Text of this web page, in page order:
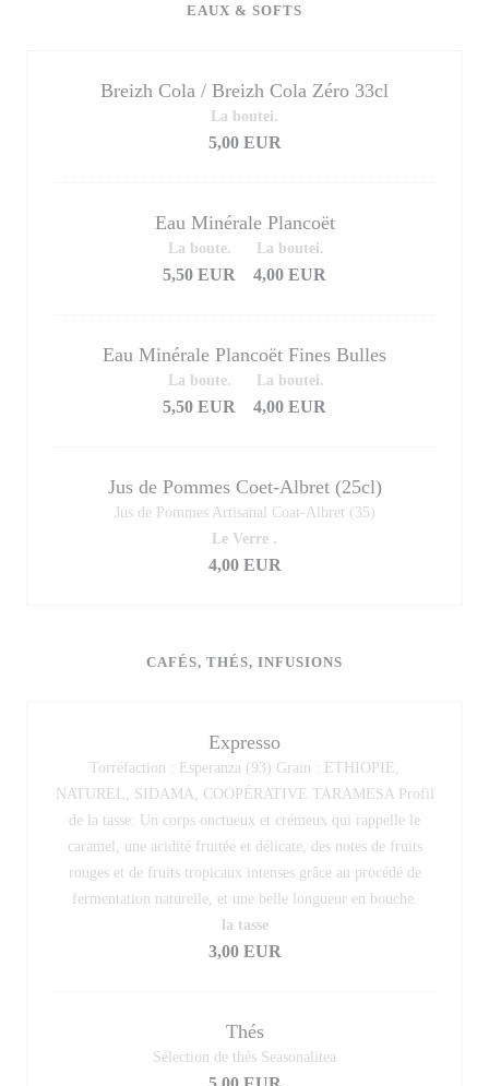
EAUX & SOFTS
Breizh Cola / Breizh Cola Zéro 33cl
5,00 EUR
La boutei.
Eau Minérale Plancoët
5,50 EUR
La boute.
4,00 EUR
La boutei.
Eau Minérale Plancoët Fines Bulles
5,50 EUR
La boute.
4,00 EUR
La boutei.
Jus de Pommes Coet-Albret (25cl)
Jus de Pommes Artisanal Coat-Albret (35)
4,00 EUR
Le Verre .
CAFÉS, THÉS, INFUSIONS
Expresso
Torréfaction : Esperanza (93) Grain : ETHIOPIE,
NATUREL, SIDAMA, COOPÉRATIVE TARAMESA Profil
de la tasse: Un corps onctueux et crémeux qui rappelle le
caramel, une acidité fruitée et délicate, des notes de fruits
rouges et de fruits tropicaux intenses grâce au procédé de
fermentation naturelle, et une belle longueur en bouche.
3,00 EUR
la tasse
Thés
Sélection de thés Seasonalitea